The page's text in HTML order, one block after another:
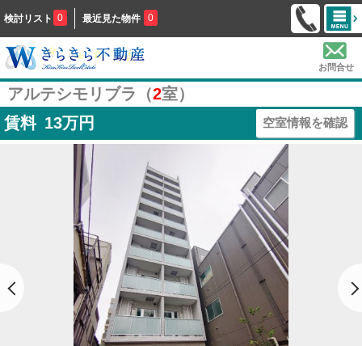
検討リスト 0 最近見た物件 0
お問合せ
アルテシモリブラ（2室）
賃料 13万円 空室情報を確認